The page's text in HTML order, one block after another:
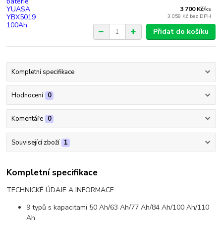
3 700 Kč/ks
3 058 Kč bez DPH
Přidat do košíku
Kompletní specifikace
Hodnocení 0
Komentáře 0
Související zboží 1
Kompletní specifikace
TECHNICKÉ ÚDAJE A INFORMACE
9 typů s kapacitami 50 Ah/63 Ah/77 Ah/84 Ah/100 Ah/110
Ah